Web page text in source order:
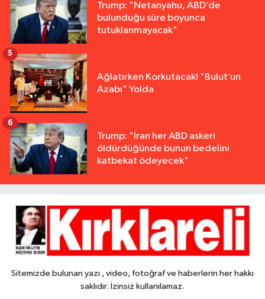
Trump: "Netanyahu, ABD’de
bulunduğu süre boyunca
tutuklanmayacak"
Ağlatırken Korkutacak! "Bulut’un
Azabı" Yolda
5
Trump: "İran her ABD askeri
öldürdüğünde bunun bedelini
katbekat ödeyecek"
6
Sitemizde bulunan yazı , video, fotoğraf ve haberlerin her hakkı
saklıdır. İzinsiz kullanılamaz.